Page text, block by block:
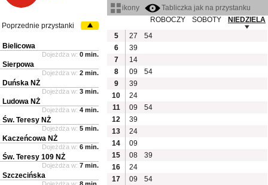
ikony
Tabliczka jak na przystanku
ROBOCZY
SOBOTY
NIEDZIELA
5
27
54
6
39
7
14
8
09
54
9
39
10
24
11
09
54
12
39
13
24
14
09
15
08
39
16
24
17
09 54
Poprzednie przystanki
Bielicowa
Dojeżdża w: 0 min.
Sierpowa
Dojeżdża w: 2 min.
Duńska NŻ
Dojeżdża w: 3 min.
Ludowa NŻ
Dojeżdża w: 4 min.
Św. Teresy NŻ
Dojeżdża w: 5 min.
Kaczeńcowa NŻ
Dojeżdża w: 6 min.
Św. Teresy 109 NŻ
Dojeżdża w: 7 min.
Szczecińska